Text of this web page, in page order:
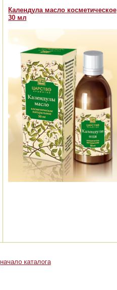
Календула масло косметическое
30 мл
начало каталога